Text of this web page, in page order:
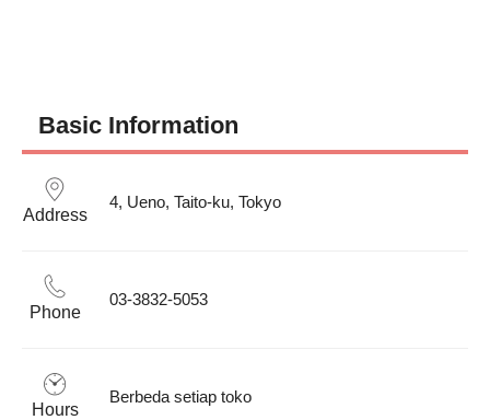
Basic Information
Address
4, Ueno, Taito-ku, Tokyo
Phone
03-3832-5053
Hours
Berbeda setiap toko